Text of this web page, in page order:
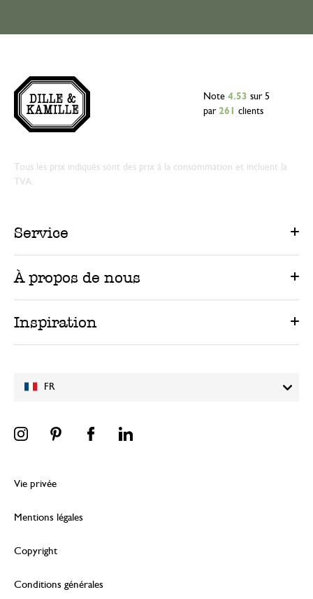
FR
Note 4.53 sur 5
par 261 clients
Tous les prix indiqués sont des prix à la consommation et incluent la
TVA.
Service
À propos de nous
Inspiration
Vie privée
Mentions légales
Copyright
Conditions générales